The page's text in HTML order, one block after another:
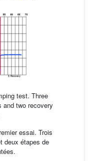
test. Three
and two recovery
essai. Trois
deux étapes de